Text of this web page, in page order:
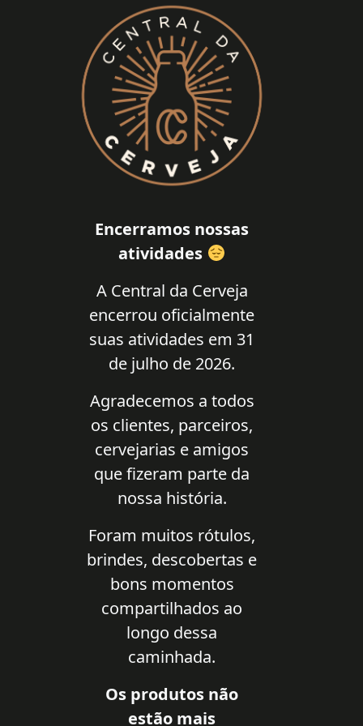
Encerramos nossas
atividades
A Central da Cerveja
encerrou oficialmente
suas atividades em 31
de julho de 2026.
Agradecemos a todos
os clientes, parceiros,
cervejarias e amigos
que fizeram parte da
nossa história.
Foram muitos rótulos,
brindes, descobertas e
bons momentos
compartilhados ao
longo dessa
caminhada.
Os produtos não
estão mais